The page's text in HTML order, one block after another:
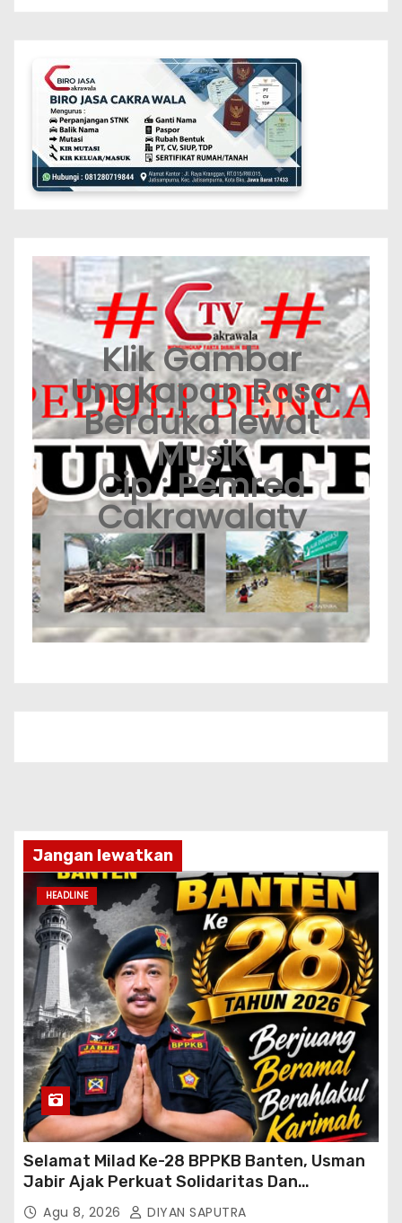
Klik Gambar
Ungkapan Rasa
Berduka lewat
Musik
Cip : Pemred
Cakrawalatv
Jangan lewatkan
HEADLINE
Selamat Milad Ke-28 BPPKB Banten, Usman
Jabir Ajak Perkuat Solidaritas Dan
Kebersamaan
Agu 8, 2026 DIYAN SAPUTRA